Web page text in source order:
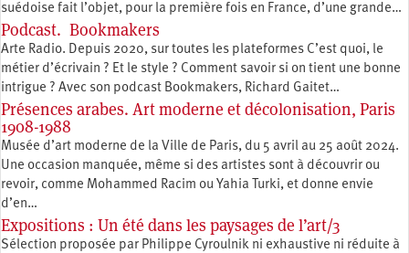
suédoise fait l’objet, pour la première fois en France, d’une grande…
Podcast. Bookmakers
Arte Radio. Depuis 2020, sur toutes les plateformes C’est quoi, le
métier d’écrivain ? Et le style ? Comment savoir si on tient une bonne
intrigue ? Avec son podcast Bookmakers, Richard Gaitet…
Présences arabes. Art moderne et décolonisation, Paris
1908-1988
Musée d’art moderne de la Ville de Paris, du 5 avril au 25 août 2024.
Une occasion manquée, même si des artistes sont à découvrir ou
revoir, comme Mohammed Racim ou Yahia Turki, et donne envie
d’en…
Expositions : Un été dans les paysages de l’art/3
Sélection proposée par Philippe Cyroulnik ni exhaustive ni réduite à